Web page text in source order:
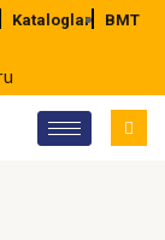
Kataloglar BMT